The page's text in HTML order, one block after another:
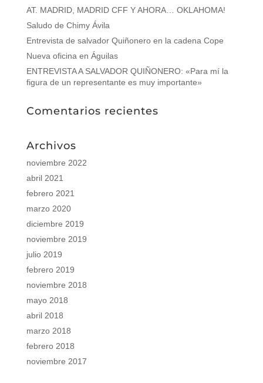
AT. MADRID, MADRID CFF Y AHORA… OKLAHOMA!
Saludo de Chimy Ávila
Entrevista de salvador Quiñonero en la cadena Cope
Nueva oficina en Águilas
ENTREVISTA A SALVADOR QUIÑONERO: «Para mí la
figura de un representante es muy importante»
Comentarios recientes
Archivos
noviembre 2022
abril 2021
febrero 2021
marzo 2020
diciembre 2019
noviembre 2019
julio 2019
febrero 2019
noviembre 2018
mayo 2018
abril 2018
marzo 2018
febrero 2018
noviembre 2017